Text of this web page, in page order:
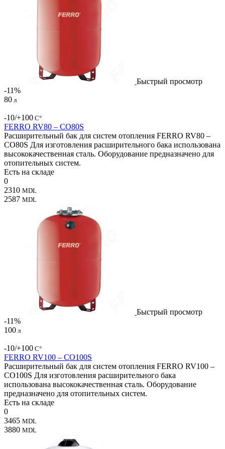
Быстрый просмотр
-11%
80 л
-10/+100 С°
FERRO RV80 – CO80S
Расширительный бак для систем отопления FERRO RV80 –
CO80S Для изготовления расширительного бака использована
высококачественная сталь. Оборудование предназначено для
отопительных систем.
Есть на складе
0
2310 MDL
2587 MDL
Быстрый просмотр
-11%
100 л
-10/+100 С°
FERRO RV100 – CO100S
Расширительный бак для систем отопления FERRO RV100 –
CO100S Для изготовления расширительного бака
использована высококачественная сталь. Оборудование
предназначено для отопительных систем.
Есть на складе
0
3465 MDL
3880 MDL